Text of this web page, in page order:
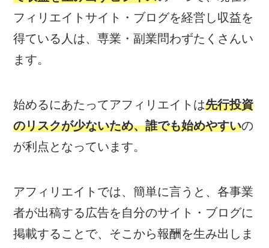
フィリエイトサイト・ブログを経営し収益を
得ている人は、専業・副業問わずたくさんい
ます。
始めるにあたってアフィリエイトは先行投資
のリスクが少ないため、誰でも始めやすいの
が利点となっています。
アフィリエイトでは、簡単に言うと、各事業
者が出稿する広告を自分のサイト・ブログに
掲載することで、そこから報酬を生み出しま